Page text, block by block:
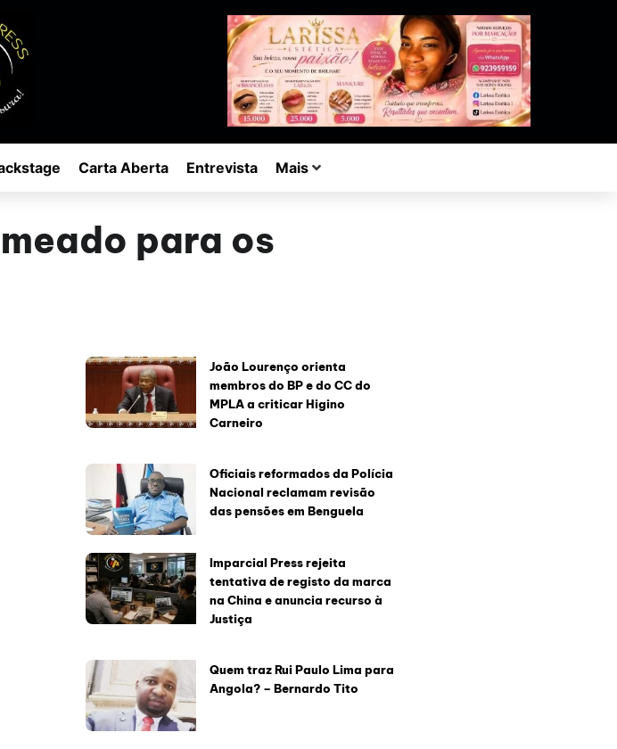
Carta Aberta Entrevista Mais
para os
João Lourenço orienta
membros do BP e do CC do
MPLA a criticar Higino
Carneiro
Oficiais reformados da Polícia
Nacional reclamam revisão
das pensões em Benguela
Imparcial Press rejeita
tentativa de registo da marca
na China e anuncia recurso à
Justiça
Quem traz Rui Paulo Lima para
Angola? – Bernardo Tito